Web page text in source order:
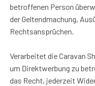
betroffenen Person
der Geltendmachung,
Rechtsansprüchen.
Verarbeitet die Caravan
um Direktwerbung zu
das Recht, jederzeit